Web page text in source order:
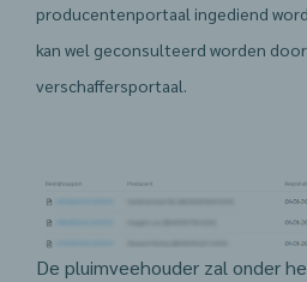
producentenportaal ingediend
kan wel geconsulteerd worden
verschaffersportaal.
De pluimveehouder zal onder